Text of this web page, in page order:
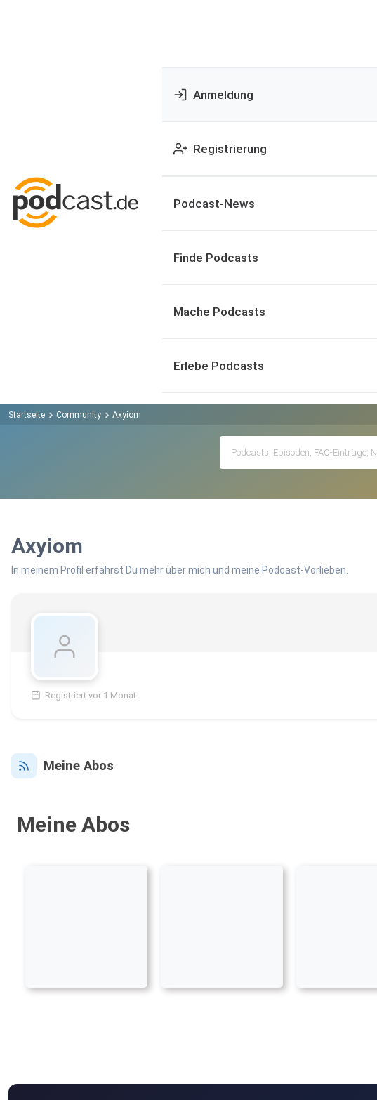
Anmeldung
Registrierung
Podcast-News
Finde Podcasts
Mache Podcasts
Erlebe Podcasts
Startseite Community Axyiom
Axyiom
In meinem Profil erfährst Du mehr über mich und meine Podcast-Vorlieben.
Registriert vor 1 Monat
Meine Abos
Meine Abos